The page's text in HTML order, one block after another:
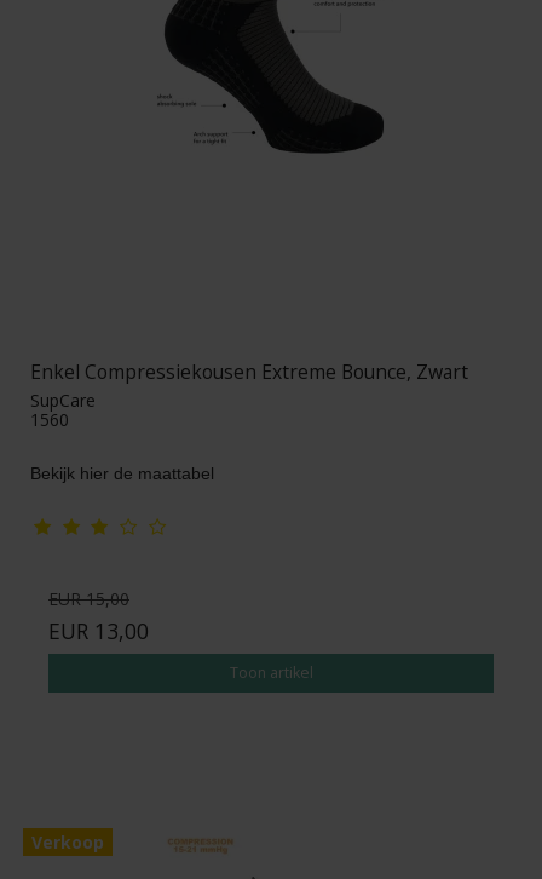
Enkel Compressiekousen Extreme Bounce, Zwart
SupCare
1560
Bekijk hier de maattabel
EUR 15,00
EUR 13,00
Toon artikel
Verkoop